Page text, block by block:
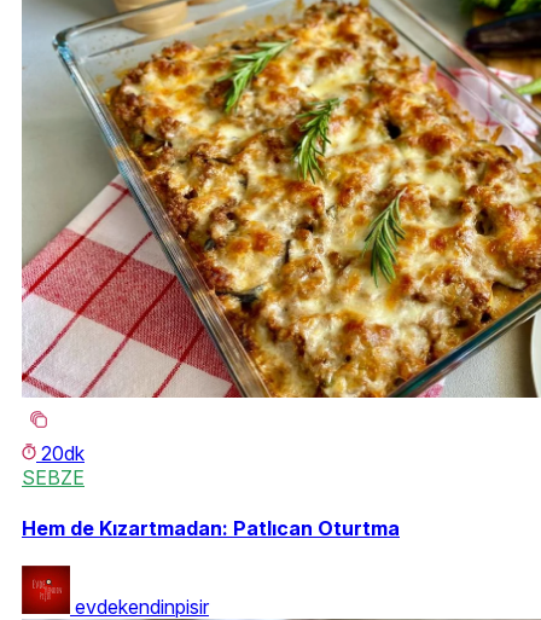
20dk
SEBZE
Hem de Kızartmadan: Patlıcan Oturtma
evdekendinpisir